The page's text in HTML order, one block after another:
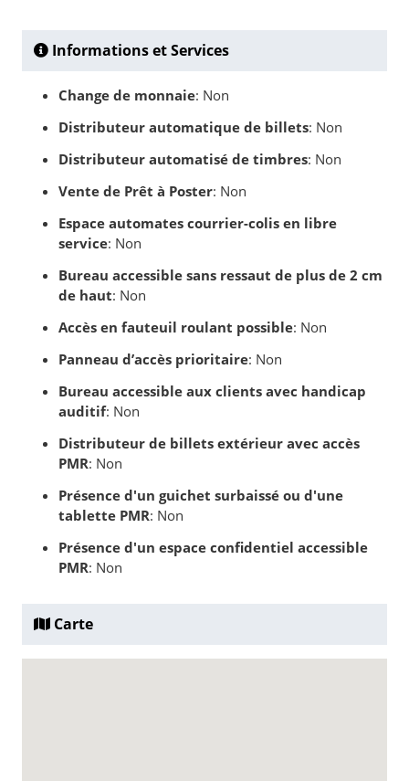
Informations et Services
Change de monnaie: Non
Distributeur automatique de billets: Non
Distributeur automatisé de timbres: Non
Vente de Prêt à Poster: Non
Espace automates courrier-colis en libre
service: Non
Bureau accessible sans ressaut de plus de 2 cm
de haut: Non
Accès en fauteuil roulant possible: Non
Panneau d’accès prioritaire: Non
Bureau accessible aux clients avec handicap
auditif: Non
Distributeur de billets extérieur avec accès
PMR: Non
Présence d'un guichet surbaissé ou d'une
tablette PMR: Non
Présence d'un espace confidentiel accessible
PMR: Non
Carte